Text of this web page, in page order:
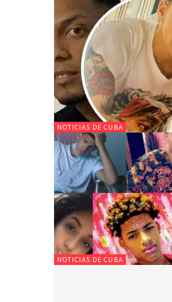
NOTICIAS DE CUBA
NOTICIAS DE CUBA